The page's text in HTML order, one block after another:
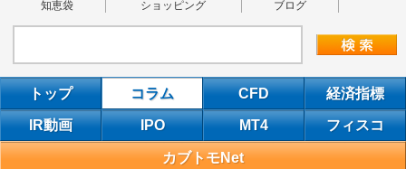
知恵袋
ショッピング ブログ
トップ コラム CFD 経済指標
IR動画 IPO MT4 フィスコ
カブトモNet